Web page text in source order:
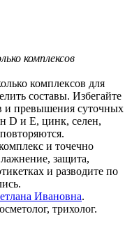
комплексов
комплексов для
составы. Избегайте
и превышения суточных
D и E, цинк, селен,
и точечно
защита,
и разводите по
Ивановна.
трихолог.